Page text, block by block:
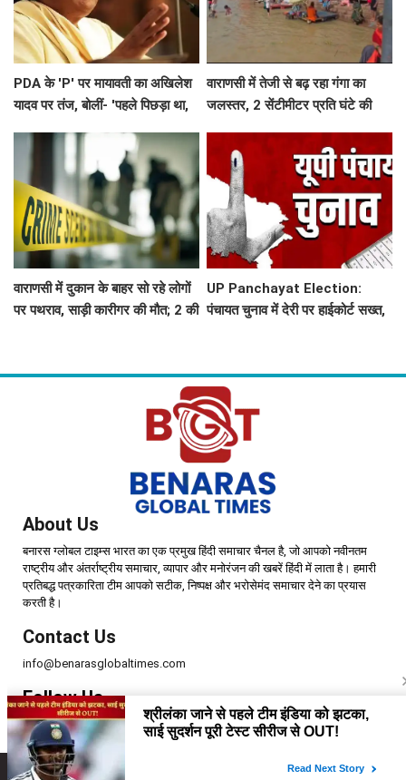
PDA के 'P' पर मायावती का अखिलेश
यादव पर तंज, बोलीं- 'पहले पिछड़ा था,
वाराणसी में तेजी से बढ़ रहा गंगा का
जलस्तर, 2 सेंटीमीटर प्रति घंटे की
आपसी संपर्क टूटा
वाराणसी में दुकान के बाहर सो रहे लोगों
पर पथराव, साड़ी कारीगर की मौत; 2 की
UP Panchayat Election:
पंचायत चुनाव में देरी पर हाईकोर्ट सख्त,
About Us
बनारस ग्लोबल टाइम्स भारत का एक प्रमुख हिंदी समाचार चैनल है, जो आपको नवीनतम
राष्ट्रीय और अंतर्राष्ट्रीय समाचार, व्यापार और मनोरंजन की खबरें हिंदी में लाता है। हमारी
प्रतिबद्ध पत्रकारिता टीम आपको सटीक, निष्पक्ष और भरोसेमंद समाचार देने का प्रयास
करती है।
Contact Us
info@benarasglobaltimes.com
Follow Us
Copyright © 2025 | Benaras Global Times | All Rights Reserved.